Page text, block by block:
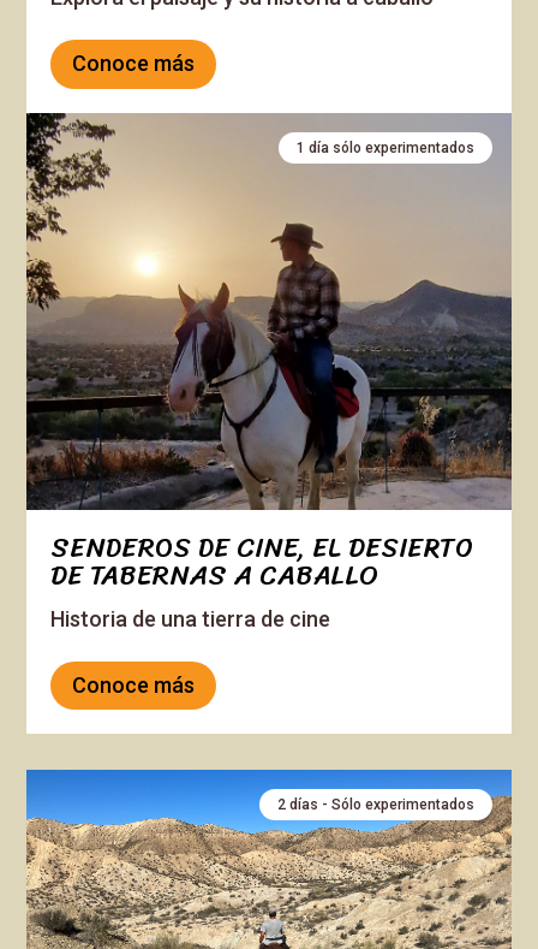
Conoce más
1 día sólo experimentados
SENDEROS DE CINE, EL DESIERTO
DE TABERNAS A CABALLO
Historia de una tierra de cine
Conoce más
2 días - Sólo experimentados